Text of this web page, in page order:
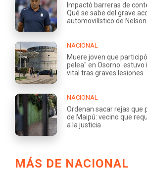
Impactó barreras de
Qué se sabe del grave
automovilístico de
NACIONAL
Muere joven que
pelea" en Osorno:
vital tras graves lesiones
NACIONAL
Ordenan sacar rejas que
de Maipú: vecino que
a la justicia
MÁS DE NACIONAL